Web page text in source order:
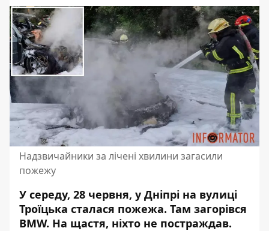
Надзвичайники за лічені хвилини загасили
пожежу
У середу, 28 червня, у Дніпрі на вулиці
Троїцька сталася пожежа. Там загорівся
BMW. На щастя, ніхто не постраждав.